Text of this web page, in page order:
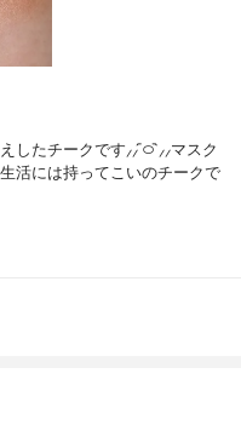
したチークです⸝⸝ ᷇࿀ ᷆⸝⸝マスク
活には持ってこいのチークで